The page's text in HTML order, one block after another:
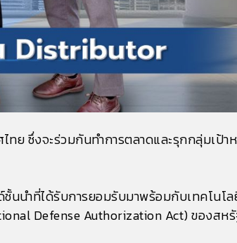
ทย ซึ่งจะร่วมกันทำการตลาดและรุกกลุ่มเป้า
นำที่ได้รับการยอมรับมาพร้อมกับเทคโนโล
Defense Authorization Act) ของสห